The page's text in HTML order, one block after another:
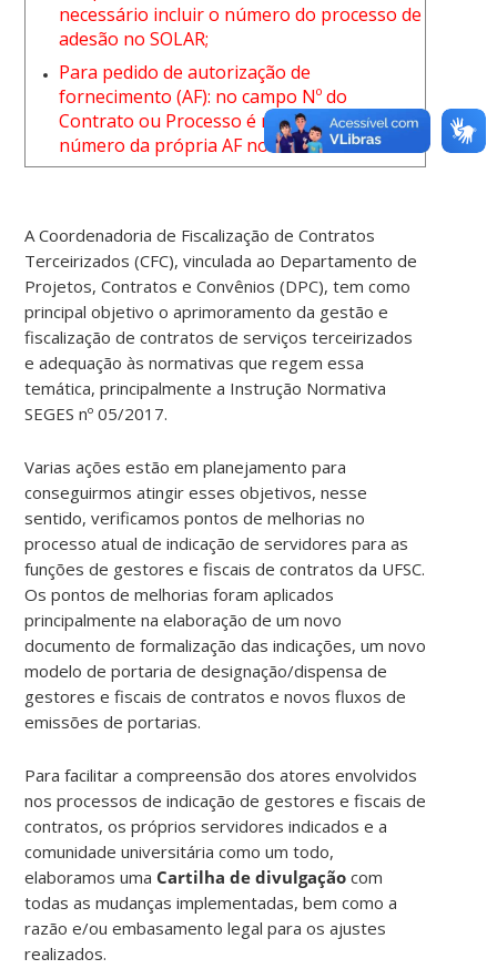
necessário incluir o número do processo de
adesão no SOLAR;
Para pedido de autorização de
fornecimento (AF): no campo Nº do
Contrato ou Processo é necessário incluir o
número da própria AF no SOLAR
A Coordenadoria de Fiscalização de Contratos
Terceirizados (CFC), vinculada ao Departamento de
Projetos, Contratos e Convênios (DPC), tem como
principal objetivo o aprimoramento da gestão e
fiscalização de contratos de serviços terceirizados
e adequação às normativas que regem essa
temática, principalmente a Instrução Normativa
SEGES nº 05/2017.
Varias ações estão em planejamento para
conseguirmos atingir esses objetivos, nesse
sentido, verificamos pontos de melhorias no
processo atual de indicação de servidores para as
funções de gestores e fiscais de contratos da UFSC.
Os pontos de melhorias foram aplicados
principalmente na elaboração de um novo
documento de formalização das indicações, um novo
modelo de portaria de designação/dispensa de
gestores e fiscais de contratos e novos fluxos de
emissões de portarias.
Para facilitar a compreensão dos atores envolvidos
nos processos de indicação de gestores e fiscais de
contratos, os próprios servidores indicados e a
comunidade universitária como um todo,
elaboramos uma Cartilha de divulgação com
todas as mudanças implementadas, bem como a
razão e/ou embasamento legal para os ajustes
realizados.